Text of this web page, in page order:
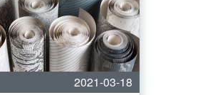
2021-03-18